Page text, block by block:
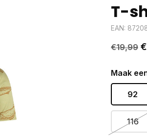
T-
EAN:
€19,99
Maak
92
116